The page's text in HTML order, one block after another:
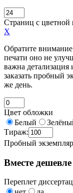
Страниц с цветной
X
Обратите
печати оно не
важна детализация
заказать пробный
же день.
Цвет обложки
Белый
Тираж:
Пробный
Вместе дешевле
Переплет